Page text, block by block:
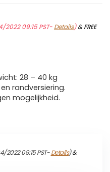
09:15 PST- Details)&FREE
28 – 40 kg
randversiering.
mogelijkheid.
2022 09:15 PST-Details)&